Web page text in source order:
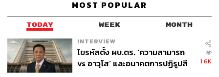
MOST POPULAR
TODAY WEEK MONTH
INTERVIEW
ไขรหัสตั้ง ผบ.ตร. ‘ความสามารถ
vs อาวุโส’ และอนาคตการปฏิรูปสี
1.6K